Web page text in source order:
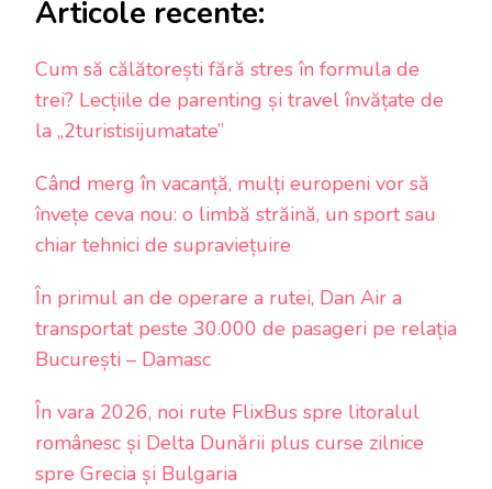
Articole recente:
Cum să călătorești fără stres în formula de
trei? Lecțiile de parenting și travel învățate de
la „2turistisijumatate”
Când merg în vacanță, mulți europeni vor să
învețe ceva nou: o limbă străină, un sport sau
chiar tehnici de supraviețuire
În primul an de operare a rutei, Dan Air a
transportat peste 30.000 de pasageri pe relația
București – Damasc
În vara 2026, noi rute FlixBus spre litoralul
românesc și Delta Dunării plus curse zilnice
spre Grecia și Bulgaria